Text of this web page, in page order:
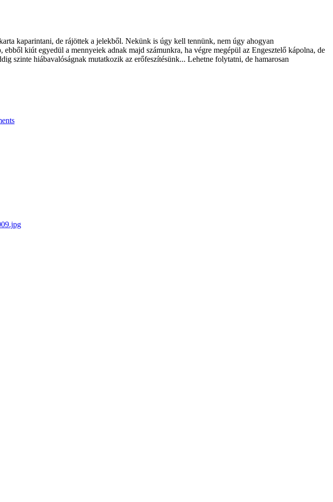
kaparintani, de rájöttek a jelekből. Nekünk is úgy kell tennünk, nem úgy ahogyan
kiút egyedül a mennyeiek adnak majd számunkra, ha végre megépül az Engesztelő kápolna, de
szinte hiábavalóságnak mutatkozik az erőfeszítésünk... Lehetne folytatni, de hamarosan